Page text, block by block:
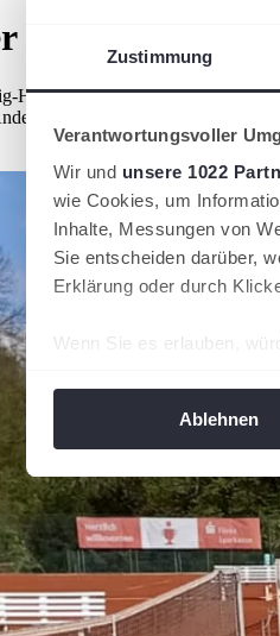
Zustimmung
Verantwortungsvoller
Wir und unsere 1022
wie Cookies, um
Inhalte, Messungen von
Sie entscheiden darüber,
Erklärung oder durch
Wenn Sie es erlauben,
Wir verwenden Cookies,
und die Zugriffe auf
Website an unsere Partner
möglicherweise mit
Ablehnen
Sandplatz:
Holstein sind schon präpariert.
und Hinweise zu